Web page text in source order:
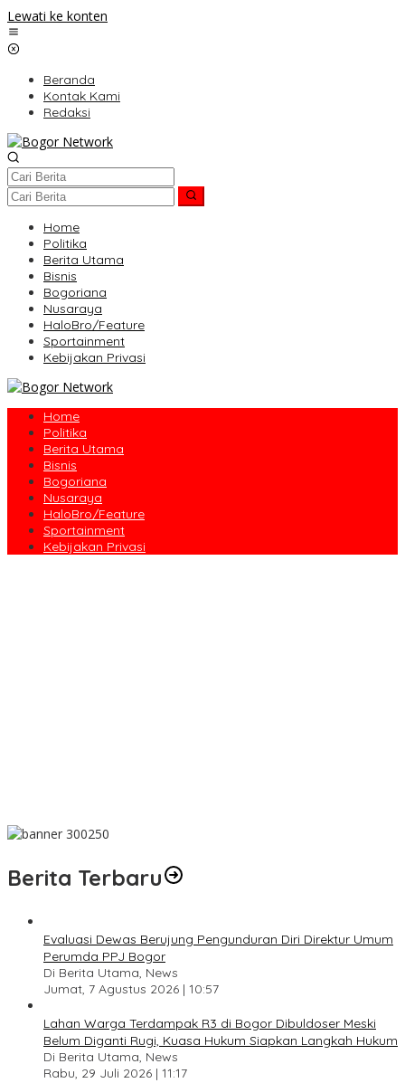
Lewati ke konten
Beranda
Kontak Kami
Redaksi
Home
Politika
Berita Utama
Bisnis
Bogoriana
Nusaraya
HaloBro/Feature
Sportainment
Kebijakan Privasi
Home
Politika
Berita Utama
Bisnis
Bogoriana
Nusaraya
HaloBro/Feature
Sportainment
Kebijakan Privasi
Berita Terbaru
Evaluasi Dewas Berujung Pengunduran Diri Direktur Umum
Perumda PPJ Bogor
Di Berita Utama, News
Jumat, 7 Agustus 2026 | 10:57
Lahan Warga Terdampak R3 di Bogor Dibuldoser Meski
Belum Diganti Rugi, Kuasa Hukum Siapkan Langkah Hukum
Di Berita Utama, News
Rabu, 29 Juli 2026 | 11:17